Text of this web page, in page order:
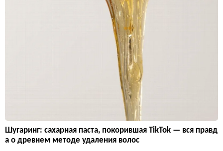
Шугаринг: сахарная паста, покорившая TikTok — вся правд
а о древнем методе удаления волос